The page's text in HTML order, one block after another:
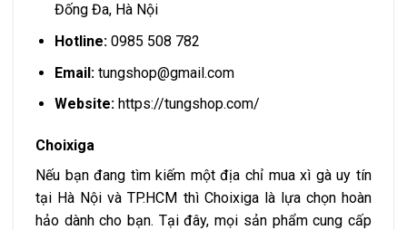
Đống Đa, Hà Nội
Hotline:0985 508 782
Email: tungshop@gmail.com
Website: https://tungshop.com/
Choixiga
Nếu bạn đang tìm kiếm một địa chỉ mua xì gà uy tín
tại Hà Nội và TP.HCM thì Choixiga là lựa chọn hoàn
hảo dành cho bạn. Tại đây, mọi sản phẩm cung cấp